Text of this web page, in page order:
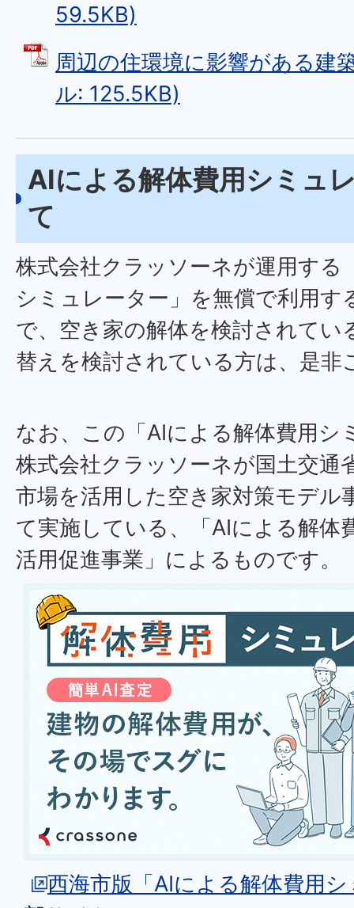
59.5KB)
周辺の住環境に影響がある建
ル: 125.5KB)
AIによる解体費用シミュ
て
株式会社クラッソーネが運用する
シミュレーター」を無償で利用
で、空き家の解体を検討されてい
替えを検討されている方は、是非
なお、この「AIによる解体費用シ
株式会社クラッソーネが国土交通
市場を活用した空き家対策モデル
て実施している、「AIによる解体
活用促進事業」によるものです。
西海市版「AIによる解体費用